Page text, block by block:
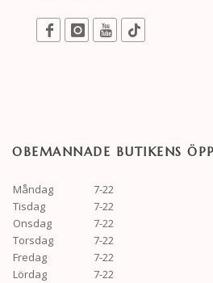
OBEMANNADE BUTIKENS
Måndag
7-22
Tisdag
7-22
Onsdag
7-22
Torsdag
7-22
Fredag
7-22
Lördag
7-22